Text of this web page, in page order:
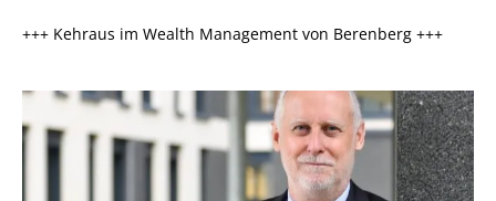
+++ Kehraus im Wealth Management von Berenberg +++